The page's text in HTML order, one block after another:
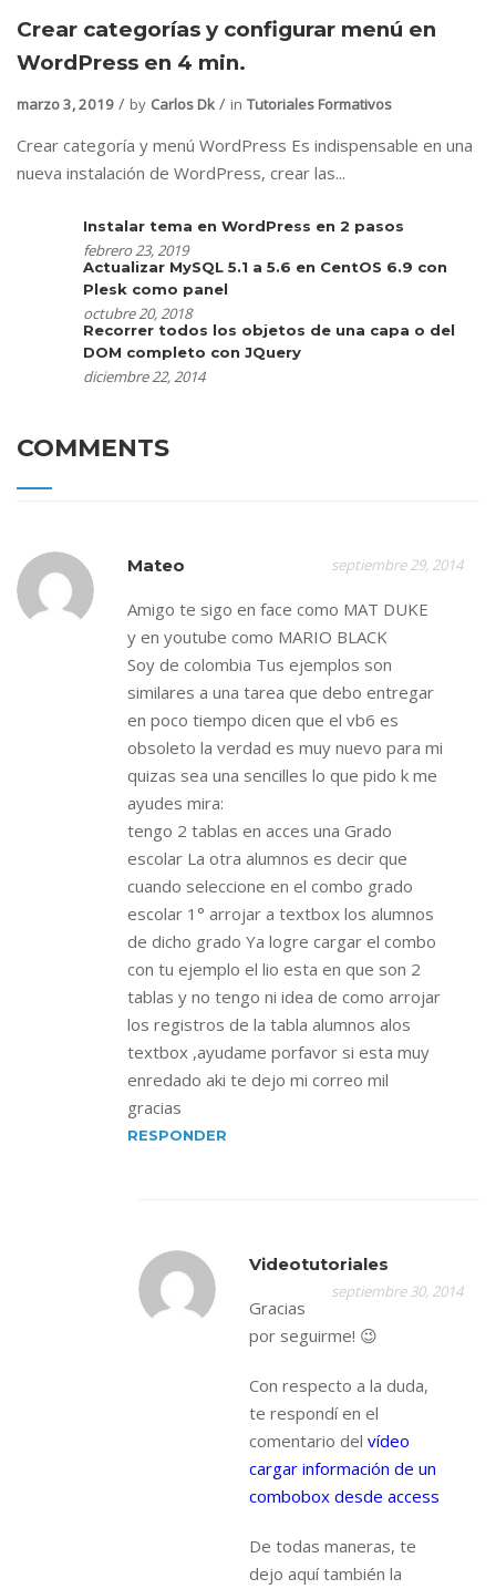
Crear categorías y configurar menú en
WordPress en 4 min.
marzo 3, 2019 by Carlos Dk in Tutoriales Formativos
Crear categoría y menú WordPress Es indispensable en una
nueva instalación de WordPress, crear las...
Instalar tema en WordPress en 2 pasos
febrero 23, 2019
Actualizar MySQL 5.1 a 5.6 en CentOS 6.9 con
Plesk como panel
octubre 20, 2018
Recorrer todos los objetos de una capa o del
DOM completo con JQuery
diciembre 22, 2014
COMMENTS
Mateo septiembre 29, 2014
Amigo te sigo en face como MAT DUKE
y en youtube como MARIO BLACK
Soy de colombia Tus ejemplos son
similares a una tarea que debo entregar
en poco tiempo dicen que el vb6 es
obsoleto la verdad es muy nuevo para mi
quizas sea una sencilles lo que pido k me
ayudes mira:
tengo 2 tablas en acces una Grado
escolar La otra alumnos es decir que
cuando seleccione en el combo grado
escolar 1° arrojar a textbox los alumnos
de dicho grado Ya logre cargar el combo
con tu ejemplo el lio esta en que son 2
tablas y no tengo ni idea de como arrojar
los registros de la tabla alumnos alos
textbox ,ayudame porfavor si esta muy
enredado aki te dejo mi correo mil
gracias
RESPONDER
Videotutoriales
septiembre 30, 2014
Gracias
por seguirme! 😉
Con respecto a la duda,
te respondí en el
comentario del vídeo
cargar información de un
combobox desde access
De todas maneras, te
dejo aquí también la